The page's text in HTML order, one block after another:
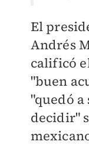
El
Andrés
calificó
"buen
"quedó
decidir"